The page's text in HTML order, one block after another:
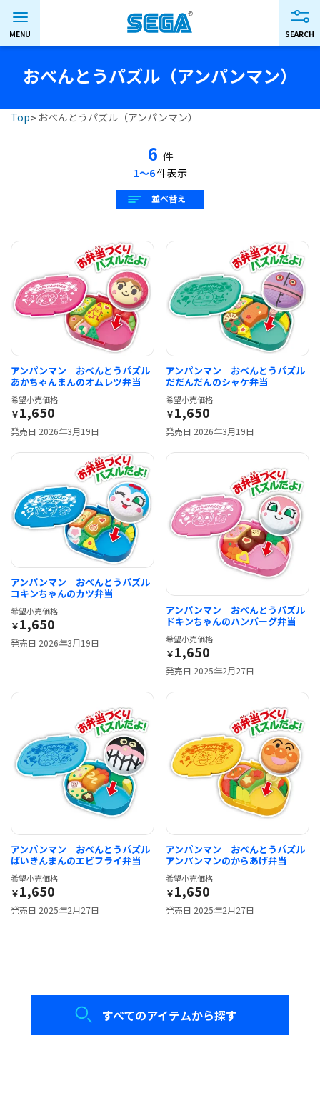
おべんとうパズル（アンパンマン）
Top おべんとうパズル（アンパンマン）
6 件
1〜6件表示
並べ替え
アンパンマン おべんとうパズル
あかちゃんまんのオムレツ弁当
希望小売価格
￥1,650
発売日 2026年3月19日
アンパンマン おべんとうパズル
だだんだんのシャケ弁当
希望小売価格
￥1,650
発売日 2026年3月19日
アンパンマン おべんとうパズル
コキンちゃんのカツ弁当
希望小売価格
￥1,650
発売日 2026年3月19日
アンパンマン おべんとうパズル
ドキンちゃんのハンバーグ弁当
希望小売価格
￥1,650
発売日 2025年2月27日
アンパンマン おべんとうパズル
ばいきんまんのエビフライ弁当
希望小売価格
￥1,650
発売日 2025年2月27日
アンパンマン おべんとうパズル
アンパンマンのからあげ弁当
希望小売価格
￥1,650
発売日 2025年2月27日
すべてのアイテムから探す